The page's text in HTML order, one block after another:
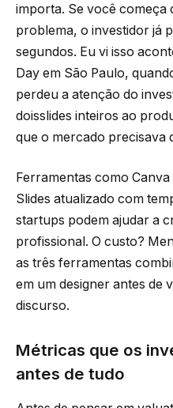
importa. Se você começa
problema, o investidor já
segundos. Eu vi isso
Day em São Paulo,
perdeu a atenção do
doisslides inteiros ao
que o mercado precisava
Ferramentas como
Slides atualizado com
startups podem ajudar a
profissional. O custo?
as três ferramentas
em um designer antes de
discurso.
Métricas que os
antes de tudo